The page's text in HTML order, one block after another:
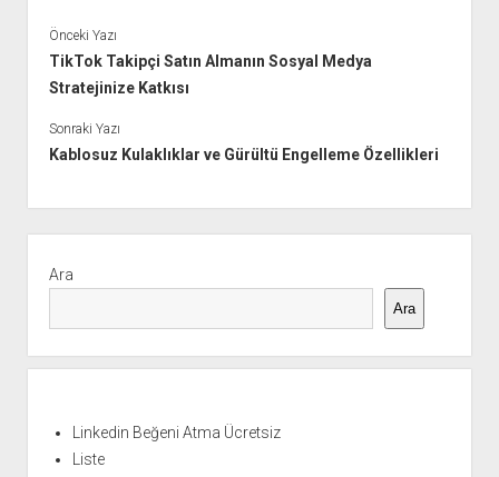
Önceki Yazı
TikTok Takipçi Satın Almanın Sosyal Medya
Stratejinize Katkısı
Sonraki Yazı
Kablosuz Kulaklıklar ve Gürültü Engelleme Özellikleri
Menü
Ara
Ara
Linkedin Beğeni Atma Ücretsiz
Liste